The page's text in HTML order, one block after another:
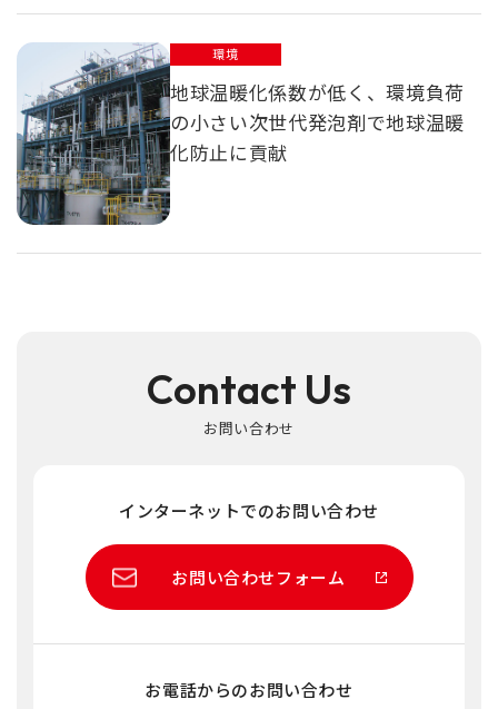
環境
地球温暖化係数が低く、環境負荷
の小さい次世代発泡剤で地球温暖
化防止に貢献
Contact Us
お問い合わせ
インターネットでのお問い合わせ
お問い合わせフォーム
お電話からのお問い合わせ